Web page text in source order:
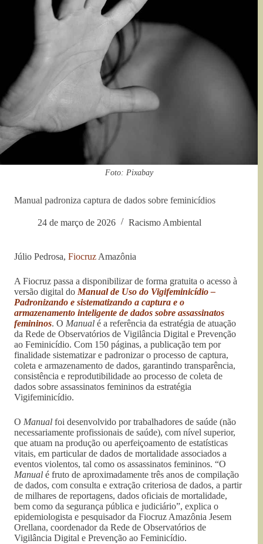
Foto: Pixabay
Manual padroniza captura de dados sobre feminicídios
24 de março de 2026 Racismo Ambiental
Júlio Pedrosa, Fiocruz Amazônia
A Fiocruz passa a disponibilizar de forma gratuita o acesso à
versão digital do Manual de Uso do Vigifeminicídio –
Padronizando e sistematizando a captura e o
armazenamento inteligente de dados sobre assassinatos
femininos. O Manual é a referência da estratégia de atuação
da Rede de Observatórios de Vigilância Digital e Prevenção
ao Feminicídio. Com 150 páginas, a publicação tem por
finalidade sistematizar e padronizar o processo de captura,
coleta e armazenamento de dados, garantindo transparência,
consistência e reprodutibilidade ao processo de coleta de
dados sobre assassinatos femininos da estratégia
Vigifeminicídio.
O Manual foi desenvolvido por trabalhadores de saúde (não
necessariamente profissionais de saúde), com nível superior,
que atuam na produção ou aperfeiçoamento de estatísticas
vitais, em particular de dados de mortalidade associados a
eventos violentos, tal como os assassinatos femininos. “O
Manual é fruto de aproximadamente três anos de compilação
de dados, com consulta e extração criteriosa de dados, a partir
de milhares de reportagens, dados oficiais de mortalidade,
bem como da segurança pública e judiciário”, explica o
epidemiologista e pesquisador da Fiocruz Amazônia Jesem
Orellana, coordenador da Rede de Observatórios de
Vigilância Digital e Prevenção ao Feminicídio.